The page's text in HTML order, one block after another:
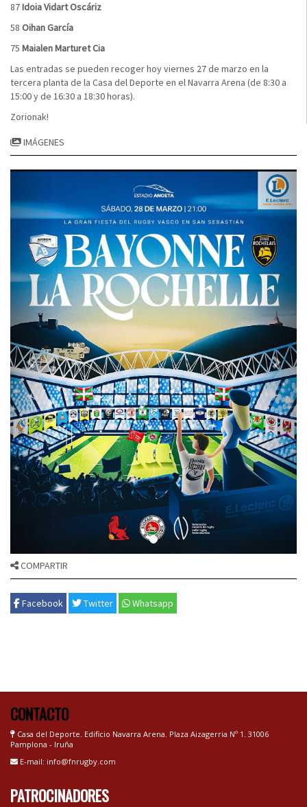
87Idoia Vidart Oscáriz
58 Oihan García
75 Maialen Marturet Cia
Las entradas se pueden recoger hoy viernes 27 de marzo en la
tercera planta de la Casa del Deporte en el Navarra Arena (de 8:30 a
15:00 y de 16:30 a 18:30 horas).
Zorionak!
IMÁGENES
COMPARTIR
Facebook Twitter Whatsapp
CONTACTO
Casa del Deporte. Edificio Navarra Arena. Plaza Aizagerria Nº 1. 31006
Pamplona - Iruña
E-mail: info@fnrugby.com
PATROCINADORES